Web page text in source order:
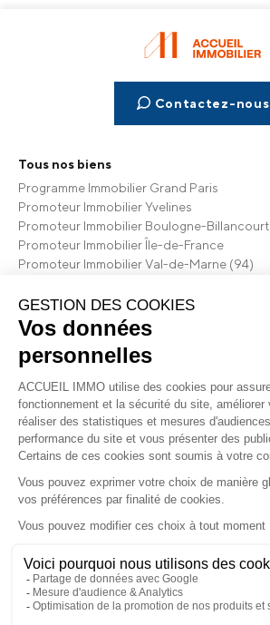
Tous nos biens
Programme Immobilier Grand Paris
Promoteur Immobilier Yvelines
Promoteur Immobilier Boulogne-Billancourt
Promoteur Immobilier Île-de-France
Promoteur Immobilier Val-de-Marne (94)
Choisir Accueil Immobilier
Qui sommes-nous
Nos références
Nos conseils Immobilier
Nos actualités
Contactez-nous
Powered by Elixir